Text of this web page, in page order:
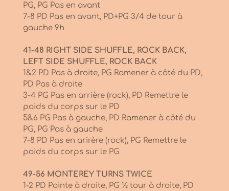
PG, PG Pas en avant
7-8 PD Pas en avant, PD+PG 3/4 de tour à
gauche 9h
41-48 RIGHT SIDE SHUFFLE, ROCK BACK,
LEFT SIDE SHUFFLE, ROCK BACK
1&2 PD Pas à droite, PG Ramener à côté du PD,
PD Pas à droite
3-4 PG Pas en arrière (rock), PD Remettre le
poids du corps sur le PD
5&6 PG Pas à gauche, PD Ramener à côté du
PG, PG Pas à gauche
7-8 PD Pas en arirère (rock), PG Remettre le
poids du corps sur le PG
49-56 MONTEREY TURNS TWICE
1-2 PD Pointe à droite, PG ½ tour à droite, PD